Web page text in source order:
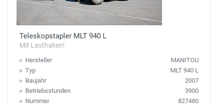
Teleskopstapler MLT 940 L
Mit Lasthaken!
Hersteller
MANITOU
Typ
MLT 940 L
Baujahr
2007
Betriebsstunden
3900
Nummer
827480